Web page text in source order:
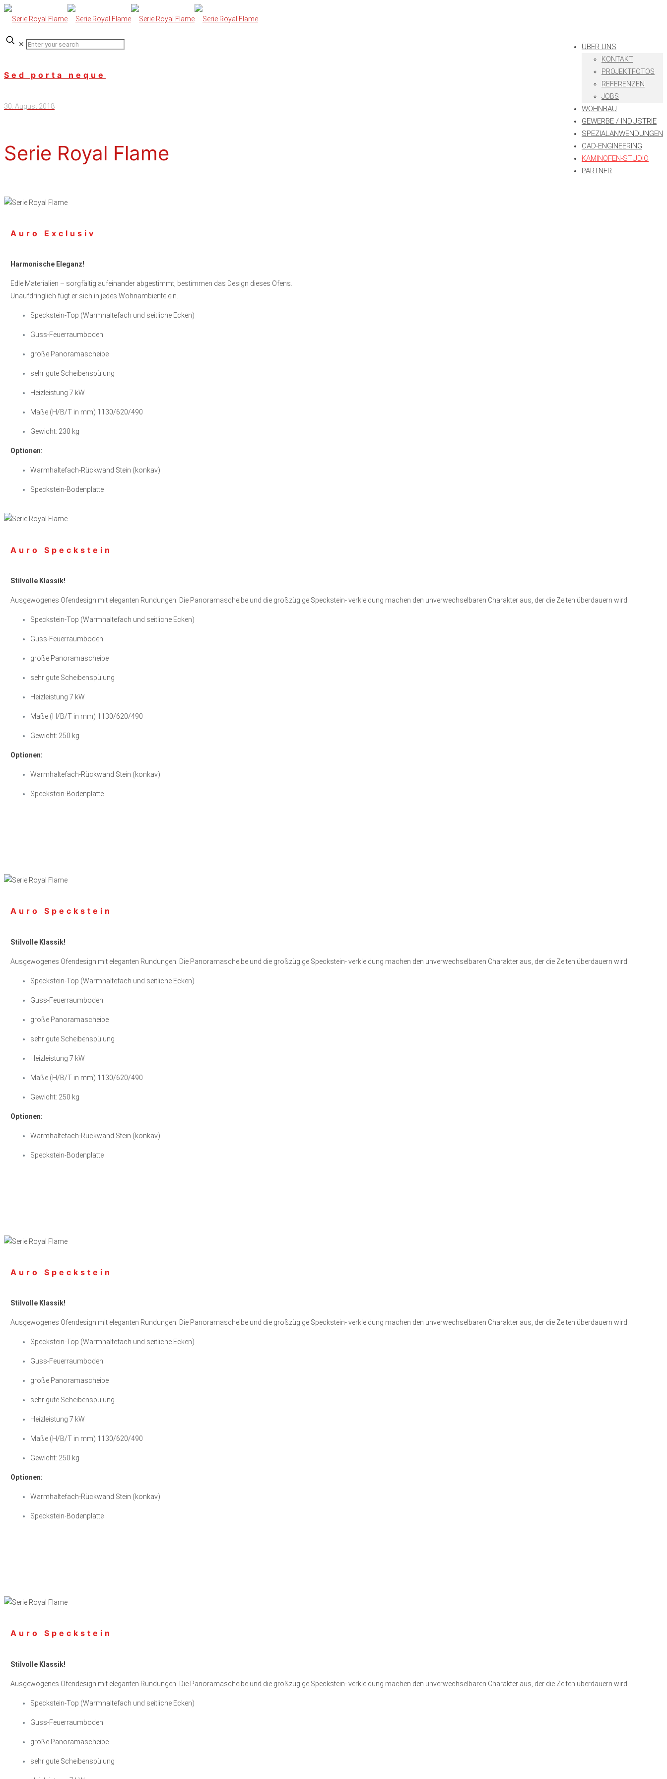
ÜBER UNS
KONTAKT
PROJEKTFOTOS
REFERENZEN
JOBS
WOHNBAU
GEWERBE / INDUSTRIE
SPEZIALANWENDUNGEN
CAD-ENGINEERING
KAMINOFEN-STUDIO
PARTNER
✕
Sed porta neque
30. August 2018
Serie Royal Flame
Auro Exclusiv
Harmonische Eleganz!
Edle Materialien – sorgfältig aufeinander abgestimmt, bestimmen das Design dieses Ofens.
Unaufdringlich fügt er sich in jedes Wohnambiente ein.
Speckstein-Top (Warmhaltefach und seitliche Ecken)
Guss-Feuerraumboden
große Panoramascheibe
sehr gute Scheibenspülung
Heizleistung 7 kW
Maße (H/B/T in mm) 1130/620/490
Gewicht: 230 kg
Optionen:
Warmhaltefach-Rückwand Stein (konkav)
Speckstein-Bodenplatte
Auro Speckstein
Stilvolle Klassik!
Ausgewogenes Ofendesign mit eleganten Rundungen. Die Panoramascheibe und die großzügige Speckstein- verkleidung machen den unverwechselbaren Charakter aus, der die Zeiten überdauern wird.
Speckstein-Top (Warmhaltefach und seitliche Ecken)
Guss-Feuerraumboden
große Panoramascheibe
sehr gute Scheibenspülung
Heizleistung 7 kW
Maße (H/B/T in mm) 1130/620/490
Gewicht: 250 kg
Optionen:
Warmhaltefach-Rückwand Stein (konkav)
Speckstein-Bodenplatte
Auro Speckstein
Stilvolle Klassik!
Ausgewogenes Ofendesign mit eleganten Rundungen. Die Panoramascheibe und die großzügige Speckstein- verkleidung machen den unverwechselbaren Charakter aus, der die Zeiten überdauern wird.
Speckstein-Top (Warmhaltefach und seitliche Ecken)
Guss-Feuerraumboden
große Panoramascheibe
sehr gute Scheibenspülung
Heizleistung 7 kW
Maße (H/B/T in mm) 1130/620/490
Gewicht: 250 kg
Optionen:
Warmhaltefach-Rückwand Stein (konkav)
Speckstein-Bodenplatte
Auro Speckstein
Stilvolle Klassik!
Ausgewogenes Ofendesign mit eleganten Rundungen. Die Panoramascheibe und die großzügige Speckstein- verkleidung machen den unverwechselbaren Charakter aus, der die Zeiten überdauern wird.
Speckstein-Top (Warmhaltefach und seitliche Ecken)
Guss-Feuerraumboden
große Panoramascheibe
sehr gute Scheibenspülung
Heizleistung 7 kW
Maße (H/B/T in mm) 1130/620/490
Gewicht: 250 kg
Optionen:
Warmhaltefach-Rückwand Stein (konkav)
Speckstein-Bodenplatte
Auro Speckstein
Stilvolle Klassik!
Ausgewogenes Ofendesign mit eleganten Rundungen. Die Panoramascheibe und die großzügige Speckstein- verkleidung machen den unverwechselbaren Charakter aus, der die Zeiten überdauern wird.
Speckstein-Top (Warmhaltefach und seitliche Ecken)
Guss-Feuerraumboden
große Panoramascheibe
sehr gute Scheibenspülung